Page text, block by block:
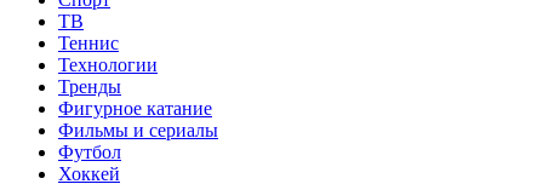
ТВ
Теннис
Технологии
Тренды
Фигурное катание
Фильмы и сериалы
Футбол
Хоккей